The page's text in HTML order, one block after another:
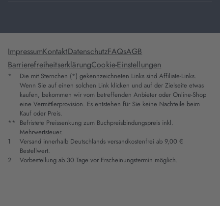
ImpressumKontaktDatenschutzFAQsAGB
BarrierefreiheitserklärungCookie-Einstellungen
*
Die mit Sternchen (*) gekennzeichneten Links sind Affiliate-Links.
Wenn Sie auf einen solchen Link klicken und auf der Zielseite etwas
kaufen, bekommen wir vom betreffenden Anbieter oder Online-Shop
eine Vermittlerprovision. Es entstehen für Sie keine Nachteile beim
Kauf oder Preis.
** Befristete Preissenkung zum Buchpreisbindungspreis inkl.
Mehrwertsteuer.
1
Versand innerhalb Deutschlands versandkostenfrei ab 9,00 €
Bestellwert.
2
Vorbestellung ab 30 Tage vor Erscheinungstermin möglich.